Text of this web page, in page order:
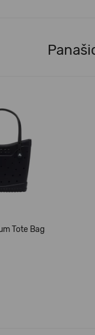
Tote Bag